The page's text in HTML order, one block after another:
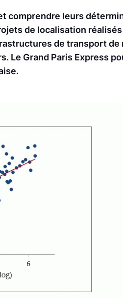
comprendre leurs
de localisation
de transport
Le Grand Paris Express